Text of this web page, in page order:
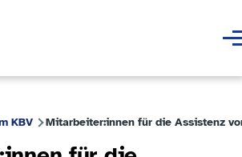
KBV Mitarbeiter:innen für die Assistenz